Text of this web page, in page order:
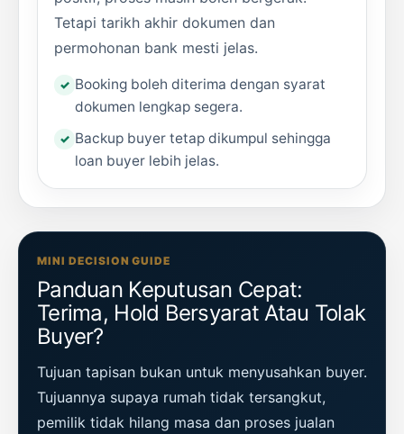
Tetapi tarikh akhir dokumen dan
permohonan bank mesti jelas.
Booking boleh diterima dengan syarat
dokumen lengkap segera.
Backup buyer tetap dikumpul sehingga
loan buyer lebih jelas.
MINI DECISION GUIDE
Panduan Keputusan Cepat:
Terima, Hold Bersyarat Atau Tolak
Buyer?
Tujuan tapisan bukan untuk menyusahkan buyer.
Tujuannya supaya rumah tidak tersangkut,
pemilik tidak hilang masa dan proses jualan